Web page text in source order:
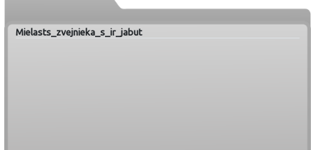
Mielasts_zvejnieka_s_ir_jabut